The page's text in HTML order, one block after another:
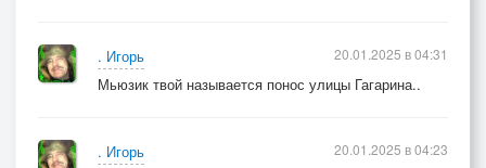
. Игорь
Мьюзик твой называется понос улицы Гагарина..
20.01.2025 в 04:31
. Игорь
20.01.2025 в 04:23